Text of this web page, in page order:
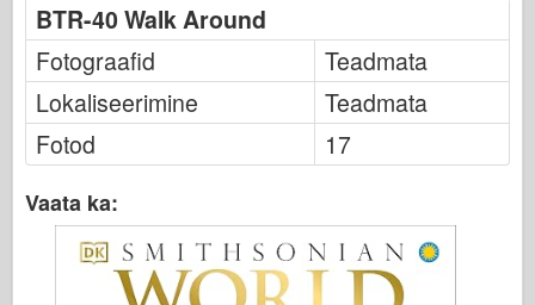
Kontakt
le Päevik
Komplektid
BTR-40 Walk Around
Fotograafid
Teadmata
Lokaliseerimine
Teadmata
Fotod
17
Vaata ka: